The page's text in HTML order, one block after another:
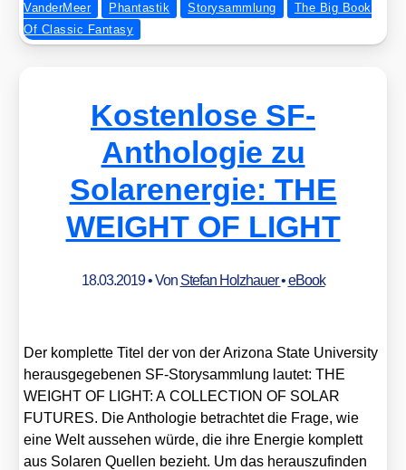
VanderMeer
Phantastik Storysammlung
The Big Book
Of Classic Fantasy
Kostenlose SF-
Anthologie zu
Solarenergie: THE
WEIGHT OF LIGHT
18.03.2019• Von Stefan Holzhauer•eBook
Der kom­plet­te Titel der von der Ari­zo­na Sta­te Uni­ver­si­ty
her­aus­ge­ge­be­nen SF-Sto­ry­samm­lung lau­tet: THE
WEIGHT OF LIGHT: A COLLECTION OF SOLAR
FUTURES. Die Antho­lo­gie betrach­tet die Fra­ge, wie
eine Welt aus­se­hen wür­de, die ihre Ener­gie kom­plett
aus Sola­ren Quel­len bezieht. Um das her­aus­zu­fin­den